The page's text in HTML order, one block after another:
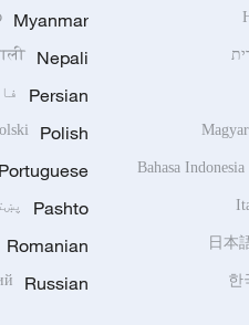
Magyar
Bahasa Indonesia
日本
한
Myanmar
Nepali
Persian
Polish
Portuguese
Pashto
Romanian
Russian